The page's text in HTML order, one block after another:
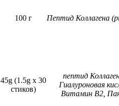
100 г Пептид Коллагена
45g (1.5g x 30
стиков)
пептид
Гиалуроновая
Витамин B2,